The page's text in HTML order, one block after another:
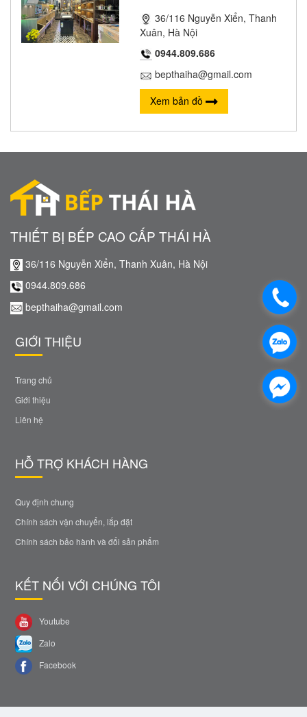
36/116 Nguyễn Xiển, Thanh
Xuân, Hà Nội
0944.809.686
bepthaiha@gmail.com
Xem bản đồ
THIẾT BỊ BẾP CAO CẤP THÁI HÀ
36/116 Nguyễn Xiển, Thanh Xuân, Hà Nội
0944.809.686
bepthaiha@gmail.com
GIỚI THIỆU
Trang chủ
Giới thiệu
Liên hệ
HỖ TRỢ KHÁCH HÀNG
Quy định chung
Chính sách vận chuyển, lắp đặt
Chính sách bảo hành và đổi sản phẩm
KẾT NỐI VỚI CHÚNG TÔI
Youtube
Zalo
Facebook